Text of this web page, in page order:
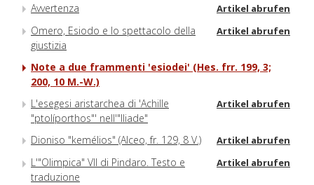
Avvertenza Artikel abrufen
Omero, Esiodo e lo spettacolo della
giustizia
Artikel abrufen
Note a due frammenti 'esiodei' (Hes. frr. 199, 3;
200, 10 M.-W.)
L'esegesi aristarchea di 'Achille
"ptolíporthos"' nell'"Iliade"
Artikel abrufen
Dioniso "kemélios" (Alceo, fr. 129, 8 V.) Artikel abrufen
L'"Olimpica" VII di Pindaro. Testo e
traduzione
Artikel abrufen